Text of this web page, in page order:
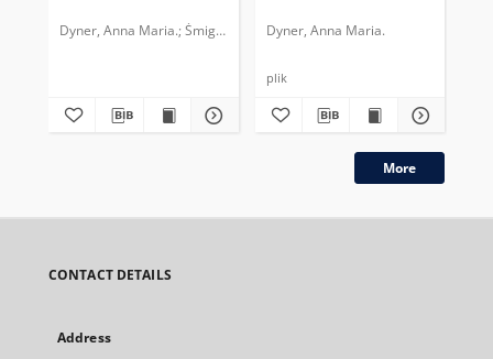
Dyner, Anna Maria. Śmigielski, Robert. Polski Instytut Spraw
Dyner, Anna Maria.
plik
More
CONTACT DETAILS
Address